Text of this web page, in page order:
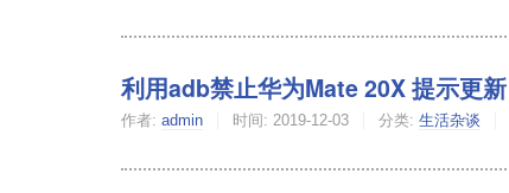
利用adb禁止华为Mate 20X 提示更新
作者: admin 时间: 2019-12-03 分类: 生活杂谈